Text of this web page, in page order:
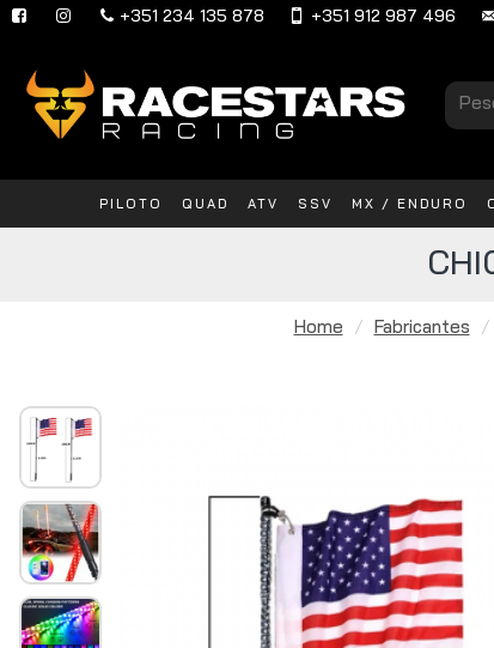
+351 234 135 878 +351 912 987 496
PILOTO QUAD ATV SSV MX / ENDURO
Home Fabricantes